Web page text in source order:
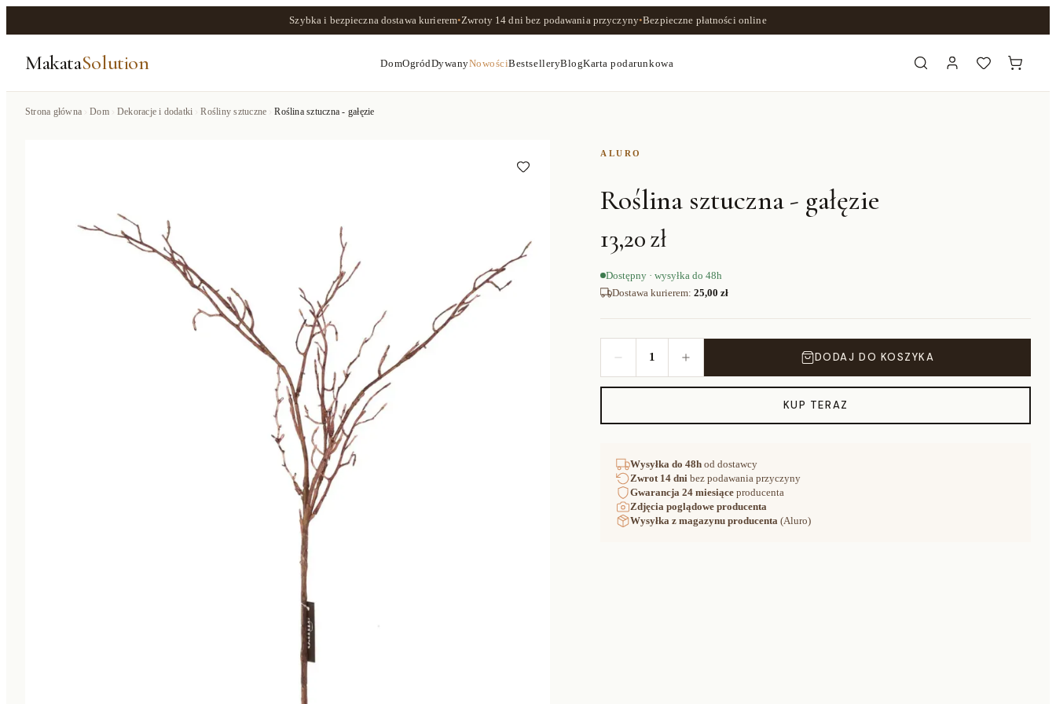
Szybka i bezpieczna dostawa kurierem•Zwroty 14 dnibez podawania przyczyny•Bezpieczne płatności online
MakataSolution DomOgródDywanyNowościBestselleryBlogKarta podarunkowa
Strona główna Dom Dekoracje i dodatki Rośliny sztuczne Roślina sztuczna - gałęzie
ALURO
Roślina sztuczna - gałęzie
13,20 zł
Dostępny · wysyłka do 48h
Dostawa kurierem:25,00 zł
1 DODAJ DO KOSZYKA
KUP TERAZ
Wysyłkado 48h od dostawcy
Zwrot 14 dni bez podawania przyczyny
Gwarancja24 miesiące producenta
Zdjęcia poglądowe producenta
Wysyłka z magazynu producenta (Aluro)